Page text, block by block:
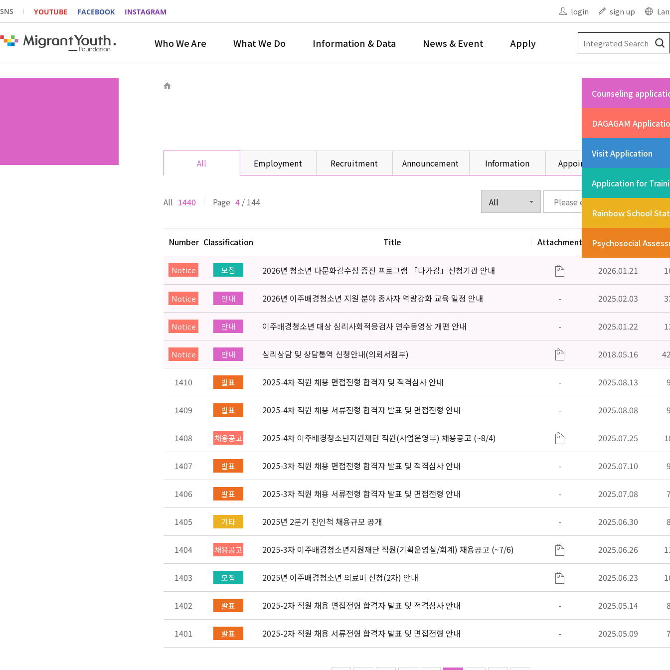
SNS YOUTUBE FACEBOOK INSTAGRAM login sign up
Who We Are What We Do Information & Data News & Event Apply
Counseling
DAGAGAM
Visit Application
Application for
Rainbow School
Psychosocial
All Employment Recruitment Announcement Information Appointment
All 1440 Page 4 / 144
Number Classification Title Attachment Date
Notice 모집 2026년 청소년 다문화감수성 증진 프로그램 「다가감」신청기관 안내 2026.01.21
Notice 안내 2026년 이주배경청소년 지원 분야 종사자 역량강화 교육 일정 안내 - 2025.02.03
Notice 안내 이주배경청소년 대상 심리사회적응검사 연수동영상 개편 안내 - 2025.01.22
Notice 안내 심리상담 및 상담통역 신청안내(의뢰서첨부) 2018.05.16
1410 발표 2025-4차 직원 채용 면접전형 합격자 및 적격심사 안내 - 2025.08.13
1409 발표 2025-4차 직원 채용 서류전형 합격자 발표 및 면접전형 안내 - 2025.08.08
1408 채용공고 2025-4차 이주배경청소년지원재단 직원(사업운영부) 채용공고 (~8/4) 2025.07.25
1407 발표 2025-3차 직원 채용 면접전형 합격자 발표 및 적격심사 안내 - 2025.07.10
1406 발표 2025-3차 직원 채용 서류전형 합격자 발표 및 면접전형 안내 - 2025.07.08
1405 기타 2025년 2분기 친인척 채용규모 공개 - 2025.06.30
1404 채용공고 2025-3차 이주배경청소년지원재단 직원(기획운영실/회계) 채용공고 (~7/6) 2025.06.26
1403 모집 2025년 이주배경청소년 의료비 신청(2차) 안내 2025.06.23
1402 발표 2025-2차 직원 채용 면접전형 합격자 발표 및 적격심사 안내 - 2025.05.14
1401 발표 2025-2차 직원 채용 서류전형 합격자 발표 및 면접전형 안내 - 2025.05.09